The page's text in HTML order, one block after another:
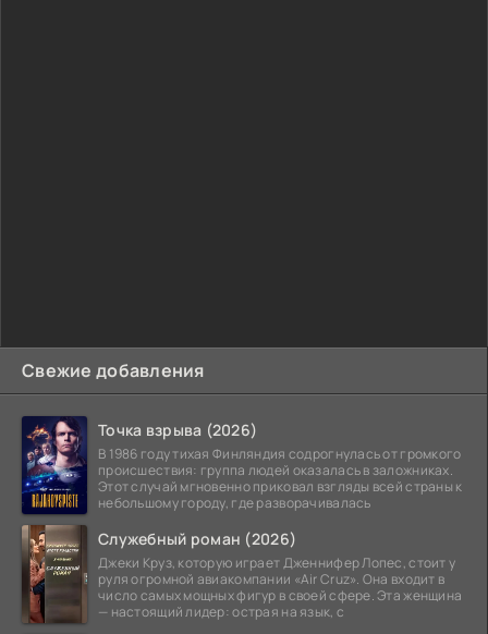
Свежие добавления
Точка взрыва (2026)
В 1986 году тихая Финляндия содрогнулась от громкого
происшествия: группа людей оказалась в заложниках.
Этот случай мгновенно приковал взгляды всей страны к
небольшому городу, где разворачивалась
Служебный роман (2026)
Джеки Круз, которую играет Дженнифер Лопес, стоит у
руля огромной авиакомпании «Air Cruz». Она входит в
число самых мощных фигур в своей сфере. Эта женщина
— настоящий лидер: острая на язык, с